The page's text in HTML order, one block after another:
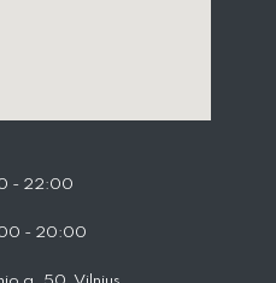
- 22:00
- 20:00